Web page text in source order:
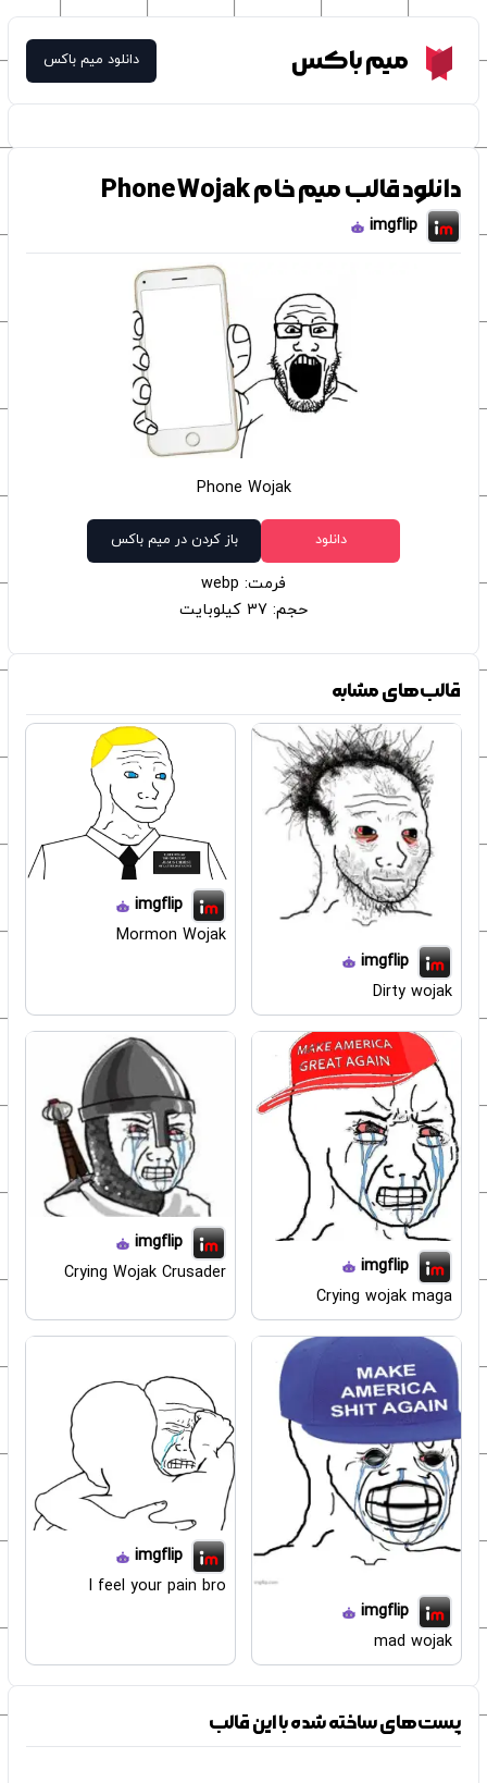
Meme Boxمیم باکس دانلود میم باکس
دانلود قالب میم خام Phone Wojak
imgflip
Phone Wojak
دانلود باز کردن در میم باکس
فرمت: webp
حجم: 37 کیلوبایت
قالب‌های مشابه
imgflip
Dirty wojak
imgflip
Mormon Wojak
imgflip
Crying wojak maga
imgflip
Crying Wojak Crusader
imgflip
mad wojak
imgflip
I feel your pain bro
پست‌های ساخته شده با این قالب